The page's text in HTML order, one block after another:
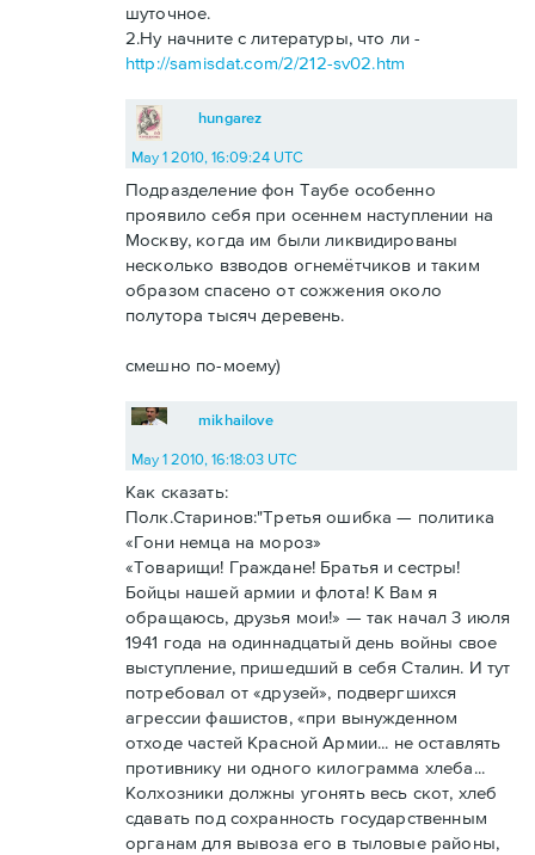
шуточное.
2.Ну начните с литературы, что ли -
http://samisdat.com/2/212-sv02.htm
hungarez
May 1 2010, 16:09:24 UTC
Подразделение фон Таубе особенно
проявило себя при осеннем наступлении на
Москву, когда им были ликвидированы
несколько взводов огнемётчиков и таким
образом спасено от сожжения около
полутора тысяч деревень.
смешно по-моему)
mikhailove
May 1 2010, 16:18:03 UTC
Как сказать:
Полк.Старинов:"Третья ошибка — политика
«Гони немца на мороз»
«Товарищи! Граждане! Братья и сестры!
Бойцы нашей армии и флота! К Вам я
обращаюсь, друзья мои!» — так начал 3 июля
1941 года на одиннадцатый день войны свое
выступление, пришедший в себя Сталин. И тут
потребовал от «друзей», подвергшихся
агрессии фашистов, «при вынужденном
отходе частей Красной Армии... не оставлять
противнику ни одного килограмма хлеба...
Колхозники должны угонять весь скот, хлеб
сдавать под сохранность государственным
органам для вывоза его в тыловые районы,